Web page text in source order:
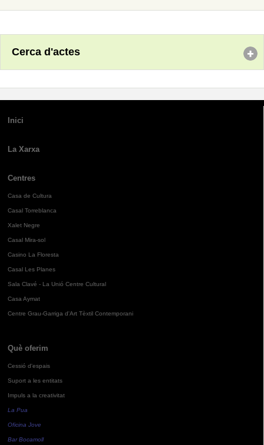
Cerca d'actes
Inici
La Xarxa
Centres
Casa de Cultura
Casal Torreblanca
Xalet Negre
Casal Mira-sol
Casino La Floresta
Casal Les Planes
Sala Clavé - La Unió Centre Cultural
Casa Aymat
Centre Grau-Garriga d'Art Tèxtil Contemporani
Què oferim
Cessió d'espais
Suport a les entitats
Impuls a la creativitat
La Pua
Oficina Jove
Bar Bocamoll